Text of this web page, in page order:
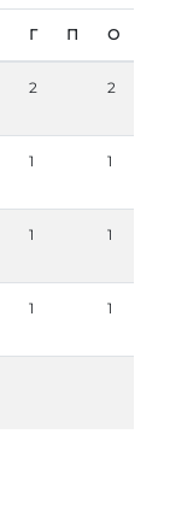
Г П О
2 2
1 1
1 1
1 1